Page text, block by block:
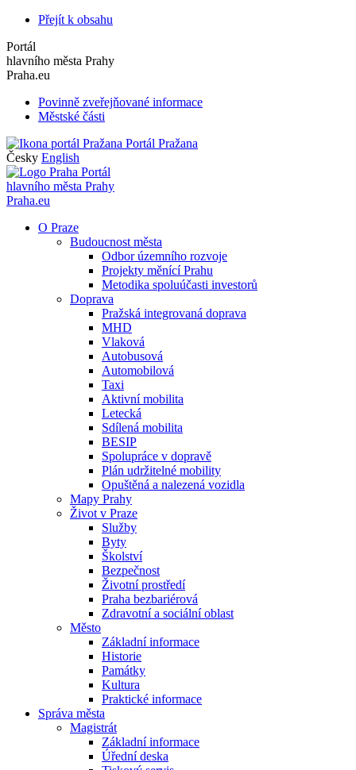
Přejít k obsahu
Portál
hlavního města Prahy
Praha.eu
Povinně zveřejňované informace
Městské části
Portál Pražana
Česky English
Portál
hlavního města Prahy
Praha.eu
O Praze
Budoucnost města
Odbor územního rozvoje
Projekty měnící Prahu
Metodika spoluúčasti investorů
Doprava
Pražská integrovaná doprava
MHD
Vlaková
Autobusová
Automobilová
Taxi
Aktivní mobilita
Letecká
Sdílená mobilita
BESIP
Spolupráce v dopravě
Plán udržitelné mobility
Opuštěná a nalezená vozidla
Mapy Prahy
Život v Praze
Služby
Byty
Školství
Bezpečnost
Životní prostředí
Praha bezbariérová
Zdravotní a sociální oblast
Město
Základní informace
Historie
Památky
Kultura
Praktické informace
Správa města
Magistrát
Základní informace
Úřední deska